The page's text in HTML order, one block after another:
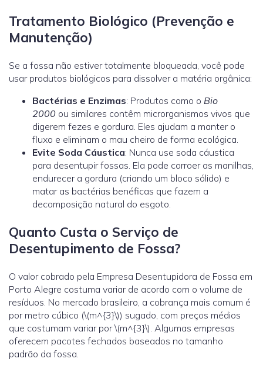
Tratamento Biológico (Prevenção e
Manutenção)
Se a fossa não estiver totalmente bloqueada, você pode
usar produtos biológicos para dissolver a matéria orgânica:
Bactérias e Enzimas: Produtos como o Bio
2000 ou similares contêm microrganismos vivos que
digerem fezes e gordura. Eles ajudam a manter o
fluxo e eliminam o mau cheiro de forma ecológica.
Evite Soda Cáustica: Nunca use soda cáustica
para desentupir fossas. Ela pode corroer as manilhas,
endurecer a gordura (criando um bloco sólido) e
matar as bactérias benéficas que fazem a
decomposição natural do esgoto.
Quanto Custa o Serviço de
Desentupimento de Fossa?
O valor cobrado pela Empresa Desentupidora de Fossa em
Porto Alegre costuma variar de acordo com o volume de
resíduos. No mercado brasileiro, a cobrança mais comum é
por metro cúbico (\(m^{3}\)) sugado, com preços médios
que costumam variar por \(m^{3}\). Algumas empresas
oferecem pacotes fechados baseados no tamanho
padrão da fossa.